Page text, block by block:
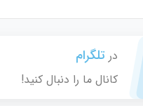
در تلگرام
کانال ما را دنبال کنید!